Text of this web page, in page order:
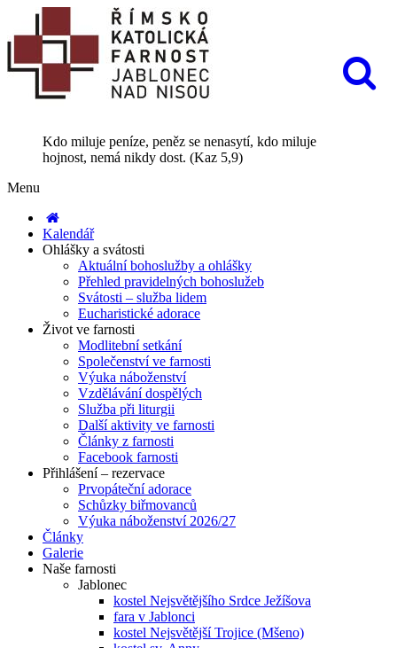
Kdo miluje peníze, peněz se nenasytí, kdo miluje
hojnost, nemá nikdy dost. (Kaz 5,9)
Menu
Kalendář
Ohlášky a svátosti
Aktuální bohoslužby a ohlášky
Přehled pravidelných bohoslužeb
Svátosti – služba lidem
Eucharistické adorace
Život ve farnosti
Modlitební setkání
Společenství ve farnosti
Výuka náboženství
Vzdělávání dospělých
Služba při liturgii
Další aktivity ve farnosti
Články z farnosti
Facebook farnosti
Přihlášení – rezervace
Prvopáteční adorace
Schůzky biřmovanců
Výuka náboženství 2026/27
Články
Galerie
Naše farnosti
Jablonec
kostel Nejsvětějšího Srdce Ježíšova
fara v Jablonci
kostel Nejsvětější Trojice (Mšeno)